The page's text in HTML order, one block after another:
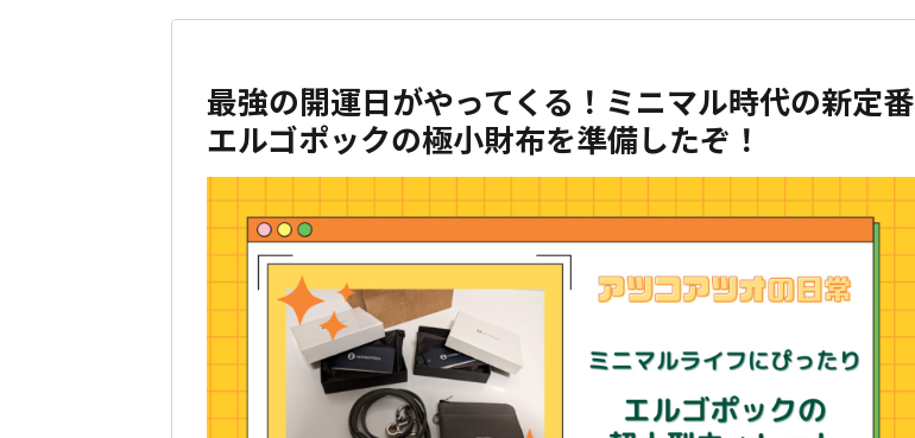
最強の開運日がやってくる！ミニマル時代の新定番
エルゴポックの極小財布を準備したぞ！